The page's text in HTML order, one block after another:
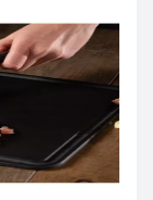
частині
на руку
японського
до кислот,
СЕРІЇ